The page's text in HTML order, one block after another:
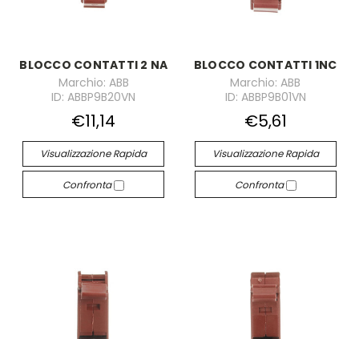
BLOCCO CONTATTI 2 NA
Marchio: ABB
ID: ABBP9B20VN
€11,14
Visualizzazione Rapida
Confronta
BLOCCO CONTATTI 1NC
Marchio: ABB
ID: ABBP9B01VN
€5,61
Visualizzazione Rapida
Confronta